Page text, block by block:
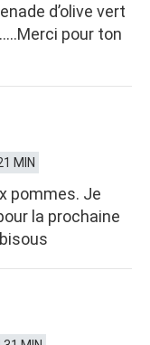
d’olive vert
pour ton
MIN
pommes. Je
la prochaine